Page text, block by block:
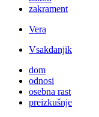
zakrament
Vera
Vsakdanjik
dom
odnosi
osebna rast
preizkušnje